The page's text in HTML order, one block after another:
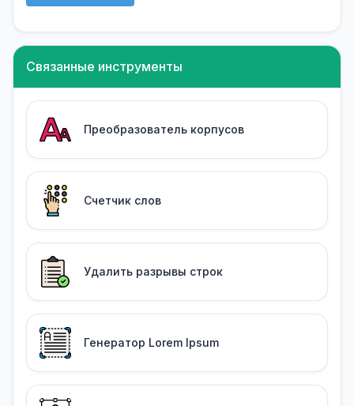
Связанные инструменты
Преобразователь корпусов
Счетчик слов
Удалить разрывы строк
Генератор Lorem Ipsum